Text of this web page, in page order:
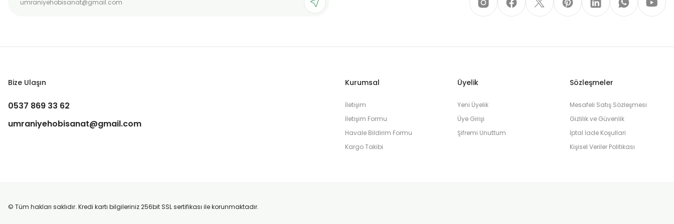
Bize Ulaşın
0537 869 33 62
umraniyehobisanat@gmail.com
Kurumsal
İletişim
İletişim Formu
Havale Bildirim Formu
Kargo Takibi
Üyelik
Yeni Üyelik
Üye Girişi
Şifremi Unuttum
Sözleşmeler
Mesafeli Satış Sözleşmesi
Gizlilik ve Güvenlik
İptal İade Koşullari
Kişisel Veriler Politikası
© Tüm hakları saklıdır. Kredi kartı bilgileriniz 256bit SSL sertifikası ile korunmaktadır.